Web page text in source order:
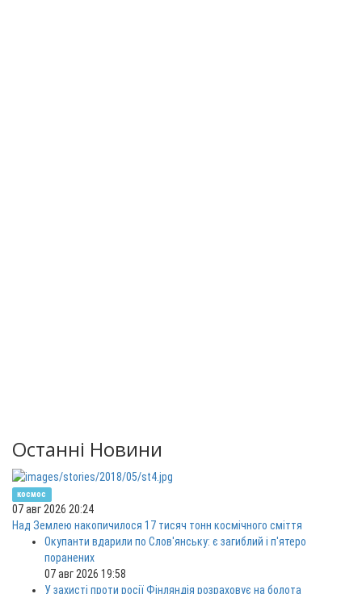
Останні Новини
космос
07 авг 2026 20:24
Над Землею накопичилося 17 тисяч тонн космічного сміття
Окупанти вдарили по Слов'янську: є загиблий і п'ятеро
поранених
07 авг 2026 19:58
У захисті проти росії Фінляндія розраховує на болота